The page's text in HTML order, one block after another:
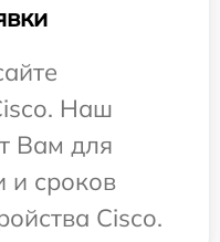
Наш
Вам для
и сроков
Cisco.